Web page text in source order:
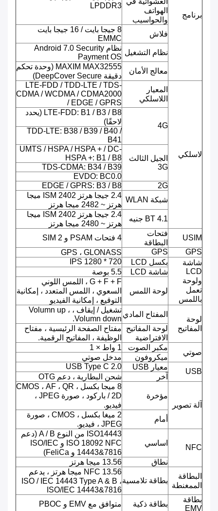
برنامج
الهواتف
والحواسيب
LPDDR3
فلاش
8 جيجا بايت / 16 جيجا بايت
EMMC
نظام التشغيل
نظام Android 7.0 Security
Payment OS
معالج الأمان
MAXIM MAX32555 (وحدة تحكم
دقيقة DeepCover Secure)
لاسلكي
المعيار
اللاسلكي
LTE-FDD / TDD-LTE / TDS-
CDMA / WCDMA / CDMA2000
/ EDGE / GPRS
4G
LTE-FDD: B1 / B3 / B8 (يحدد
لاحقًا)
TDD-LTE: B38 / B39 / B40 /
B41
الجيل الثالث
3G
UMTS / HSPA / HSPA + / DC-
HSPA +: B1 / B8
TDS-CDMA: B34 / B39
EVDO: BC0.0
2G
EDGE / GPRS: B3 / B8
شبكة WLAN
2.4 جيجا هرتز ISM 2402 ميجا
هرتز ~ 2482 ميجا هرتز
BT 4.1 جنيه
2.4 جيجا هرتز ISM 2402 ميجا
هرتز ~ 2480 ميجا هرتز
USIM
فتحات
البطاقة
4 فتحات PSAM و 2 SIM
GPS
GPS
GPS ، GLONASS
شاشة
LCD
ولوحة
تعمل
باللمس
بكسل LCD
720 * 1280 IPS
شاشة LCD
5.5 بوصة
لوحة اللمس
G + F + F ، اللمس اللوني
السعوي ، اللمس المتعدد ، إمكانية
التوقيع ، إمكانية الفيديو
لوحة
المفاتيح
المفتاح المادي
تشغيل / إيقاف ، Volumn up ،
Volumn down.
لوحة المفاتيح
الافتراضية
مفتاح الصفحة الرئيسية ، مفتاح
الوظيفة ، المفاتيح الرقمية.
صوتي
مكبر الصوت
1 واط × 1
ميكروفون
مدخل صوتي
USB
معيار USB
USB Type C 2.0
آخر
شحن البطارية ، دعم OTG
آلة تصوير
مؤخرة
8 ميجا بكسل ، CMOS ، AF ، QR
/ 2D باركود ، صورة JPEG ،
فيديو.
أمام
2 ميغا بكسل ، CMOS ، صورة
JPEG ، فيديو.
NFC
اساسي
ISO14443 من النوع A / B (دعم
ISO 18092 NFC و ISO/IEC
14443&7816 و FeliCa)
نطاق
13.56 ميجا هرتز
البطاقة
الممغنطة
بطاقة تلامسية
NFC 13.56 ميجا هرتز ، يدعم
ISO / IEC 14443 Type A & B ،
ISO/IEC 14443&7816
بطاقة
EMV
بطاقة ذكية متوافق مع EMV و PBOC